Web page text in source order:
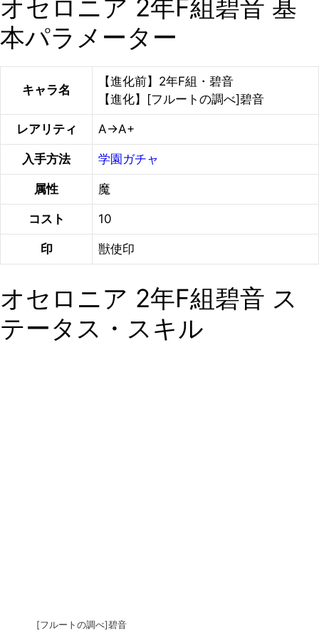
オセロニア 2年F組碧音 基
本パラメーター
キャラ名
【進化前】2年F組・碧音
【進化】[フルートの調べ]碧音
レアリティ A→A+
入手方法 学園ガチャ
属性 魔
コスト 10
印 獣使印
オセロニア 2年F組碧音 ス
テータス・スキル
[フルートの調べ]碧音